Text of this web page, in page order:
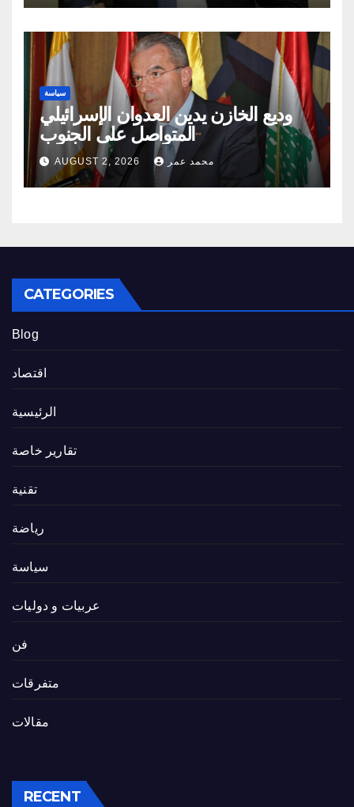
سياسة
وديع الخازن يدين العدوان الإسرائيلي
المتواصل على الجنوب
AUGUST 2, 2026 محمد عمر
CATEGORIES
Blog
اقتصاد
الرئيسية
تقارير خاصة
تقنية
رياضة
سياسة
عربيات و دوليات
فن
متفرقات
مقالات
RECENT